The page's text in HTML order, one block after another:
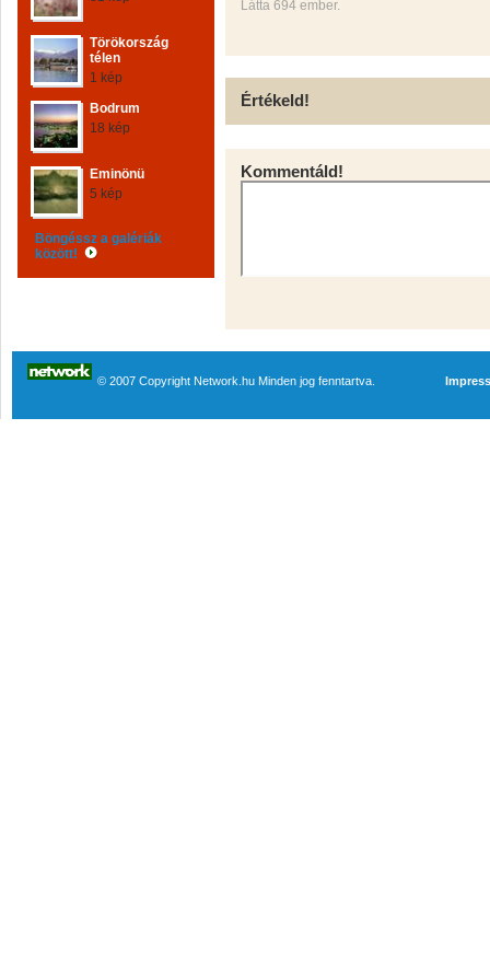
Törökország
télen
1 kép
Bodrum
18 kép
Eminönü
5 kép
Böngéssz a galériák
között!
Látta 694 ember.
Értékeld!
Kommentáld!
© 2007 Copyright Network.hu Minden jog fenntartva.